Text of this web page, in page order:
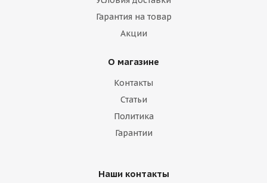
Гарантия на товар
Акции
О магазине
Контакты
Статьи
Политика
Гарантии
Наши контакты